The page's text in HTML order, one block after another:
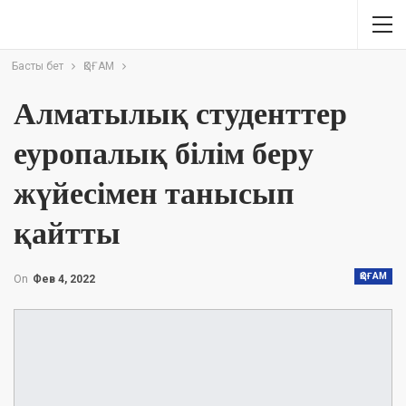
Басты бет ҚОҒАМ
Алматылық студенттер
еуропалық білім беру
жүйесімен танысып
қайтты
ҚОҒАМ
On Фев 4, 2022